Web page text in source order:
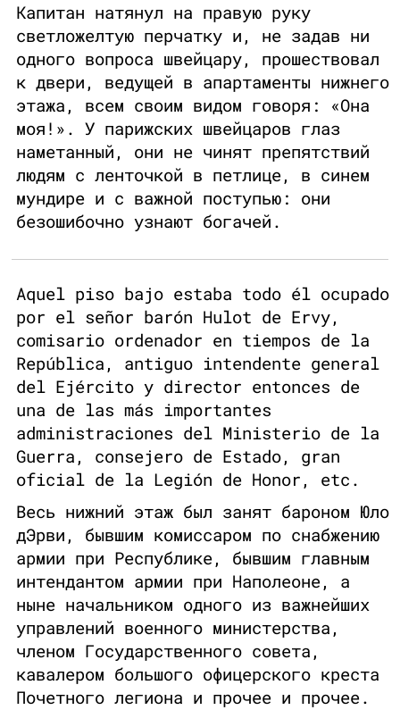
Капитан натянул на правую руку
светложелтую перчатку и, не задав ни
одного вопроса швейцару, прошествовал
к двери, ведущей в апартаменты нижнего
этажа, всем своим видом говоря: «Она
моя!». У парижских швейцаров глаз
наметанный, они не чинят препятствий
людям с ленточкой в петлице, в синем
мундире и с важной поступью: они
безошибочно узнают богачей.
Aquel piso bajo estaba todo él ocupado
por el señor barón Hulot de Ervy,
comisario ordenador en tiempos de la
República, antiguo intendente general
del Ejército y director entonces de
una de las más importantes
administraciones del Ministerio de la
Guerra, consejero de Estado, gran
oficial de la Legión de Honor, etc.
Весь нижний этаж был занят бароном Юло
дЭрви, бывшим комиссаром по снабжению
армии при Республике, бывшим главным
интендантом армии при Наполеоне, а
ныне начальником одного из важнейших
управлений военного министерства,
членом Государственного совета,
кавалером большого офицерского креста
Почетного легиона и прочее и прочее.